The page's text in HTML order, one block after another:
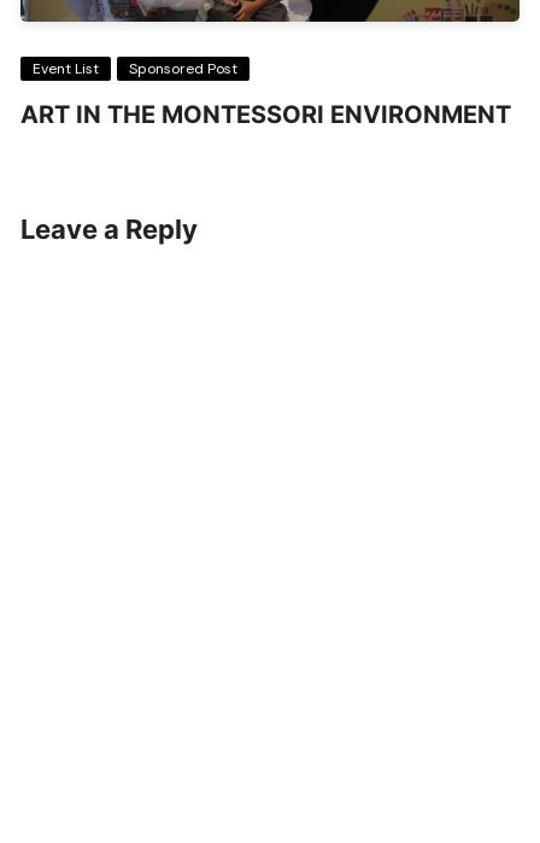
Event List Sponsored Post
ART IN THE MONTESSORI ENVIRONMENT
Leave a Reply